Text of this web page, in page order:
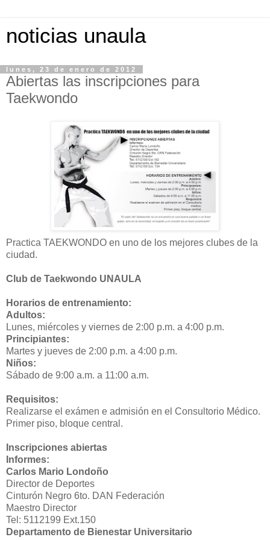
noticias unaula
lunes, 23 de enero de 2012
Abiertas las inscripciones para
Taekwondo
Practica TAEKWONDO en uno de los mejores clubes de la
ciudad.
Club de Taekwondo UNAULA
Horarios de entrenamiento:
Adultos:
Lunes, miércoles y viernes de 2:00 p.m. a 4:00 p.m.
Principiantes:
Martes y jueves de 2:00 p.m. a 4:00 p.m.
Niños:
Sábado de 9:00 a.m. a 11:00 a.m.
Requisitos:
Realizarse el exámen e admisión en el Consultorio Médico.
Primer piso, bloque central.
Inscripciones abiertas
Informes:
Carlos Mario Londoño
Director de Deportes
Cinturón Negro 6to. DAN Federación
Maestro Director
Tel: 5112199 Ext.150
Departamento de Bienestar Universitario